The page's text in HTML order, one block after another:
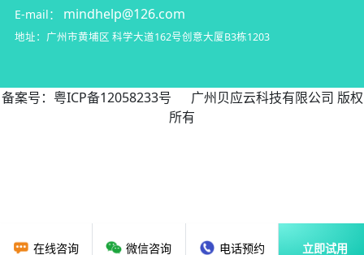
在线咨询 微信咨询 电话预约 立即试用
E-mail：
mindhelp@126.com
地址：广州市黄埔区 科学大道162号创意大厦B3栋1203
备案号： 粤ICP备12058233号 广州贝应云科技有限公司 版权
所有